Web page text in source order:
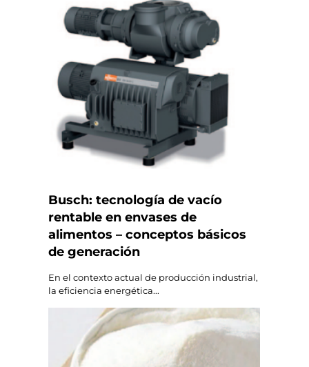
Busch: tecnología de vacío
rentable en envases de
alimentos – conceptos básicos
de generación
En el contexto actual de producción industrial,
la eficiencia energética...